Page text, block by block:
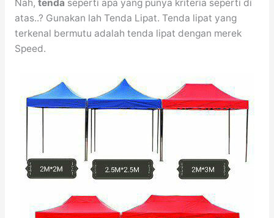
Nah, tenda seperti apa yang punya kriteria seperti di
atas..? Gunakan lah Tenda Lipat. Tenda lipat yang
terkenal bermutu adalah tenda lipat dengan merek
Speed.